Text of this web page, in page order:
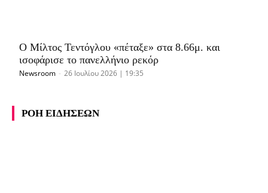
O Μίλτος Τεντόγλου «πέταξε» στα 8.66μ. και
ισοφάρισε το πανελλήνιο ρεκόρ
Newsroom - 26 Ιουλίου 2026 | 19:35
ΡΟΗ ΕΙΔΗΣΕΩΝ